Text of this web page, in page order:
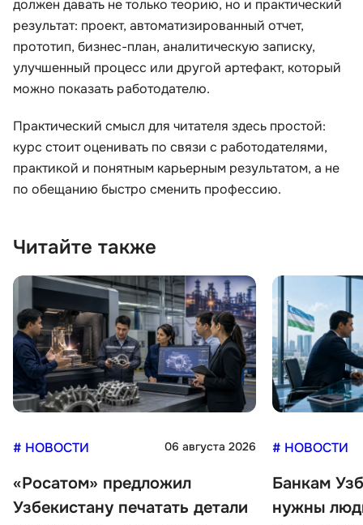
должен давать не только теорию, но и практический
результат: проект, автоматизированный отчет,
прототип, бизнес-план, аналитическую записку,
улучшенный процесс или другой артефакт, который
можно показать работодателю.
Практический смысл для читателя здесь простой:
курс стоит оценивать по связи с работодателями,
практикой и понятным карьерным результатом, а не
по обещанию быстро сменить профессию.
Читайте также
# НОВОСТИ 06 августа 2026
«Росатом» предложил
Узбекистану печатать детали
# НОВОСТИ
Банкам
нужны